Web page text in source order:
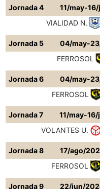
Jornada 4
11/may-
VIALIDAD N.
Jornada 5
04/may-
FERROSOL
Jornada 6
04/may-
FERROSOL
Jornada 7
11/may-
VOLANTES U.
Jornada 8
17/ago/
FERROSOL
Jornada 9
22/jun/